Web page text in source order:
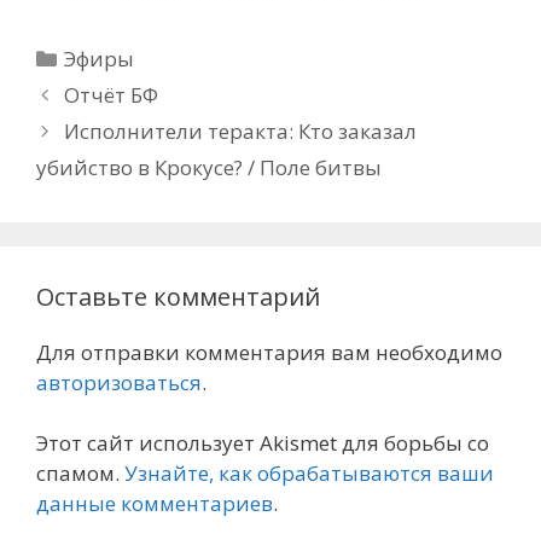
Рубрики
Эфиры
Отчёт БФ
Исполнители теракта: Кто заказал
убийство в Крокусе? / Поле битвы
Оставьте комментарий
Для отправки комментария вам необходимо
авторизоваться.
Этот сайт использует Akismet для борьбы со
спамом. Узнайте, как обрабатываются ваши
данные комментариев.